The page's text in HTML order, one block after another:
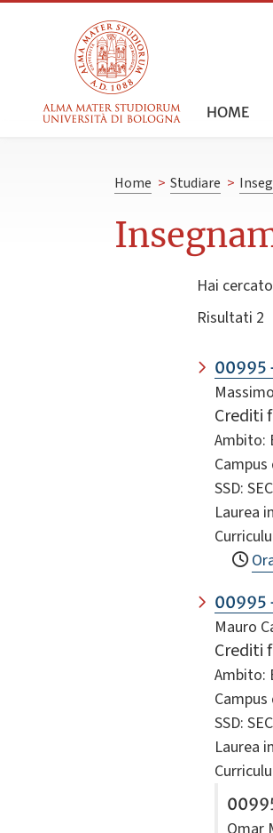
HOME
Home > Studiare >
Hai
Risultati 2
00995
Crediti
Ambito:
SSD:
Laurea
00995
Mauro
Crediti
Ambito:
SSD:
Laurea